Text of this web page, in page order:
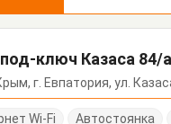
ключ Казаса 84/а
г. Евпатория, ул.
Wi-Fi Автостоянка